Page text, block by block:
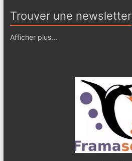
Trouver une newsletter
Afficher plus...